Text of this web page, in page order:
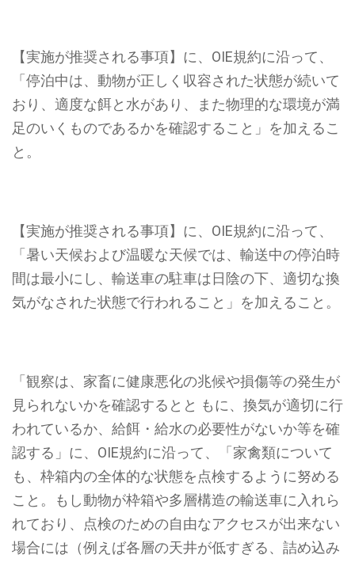
【実施が推奨される事項】に、OIE規約に沿って、
「停泊中は、動物が正しく収容された状態が続いて
おり、適度な餌と水があり、また物理的な環境が満
足のいくものであるかを確認すること」 を加えるこ
と。
【実施が推奨される事項】に、OIE規約に沿って、
「暑い天候および温暖な天候では、輸送中の停泊時
間は最小にし、輸送車の駐車は日陰の下、適切な換
気がなされた状態で行われること」 を加えること。
「観察は、家畜に健康悪化の兆候や損傷等の発生が
見られないかを確認するとと もに、換気が適切に行
われているか、給餌・給水の必要性がないか等を確
認する」に、OIE規約に沿って、
「家禽類について
も、枠箱内の全体的な状態を点検するように努める
こと。もし動物が枠箱や多層構造の輸送車に入れら
れており、点検のための自由なアクセスが出来ない
場合には（例えば各層の天井が低すぎる、詰め込み